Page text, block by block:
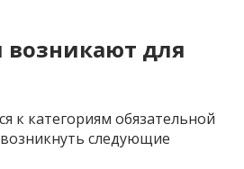
возникают для
к категориям обязательной
следующие